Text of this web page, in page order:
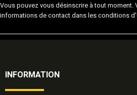
Vous pouvez vous désinscrire à tout moment.
informations de contact dans les conditions
INFORMATION